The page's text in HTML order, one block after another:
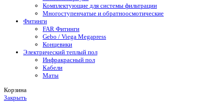
Комплектующие для системы фильтрации
Многоступенчатые и обратноосмотические
Фитинги
FAR Фитинги
Gebo / Viega Megapress
Концевики
Электрический теплый пол
Инфракрасный пол
Кабели
Маты
Корзина
Закрыть